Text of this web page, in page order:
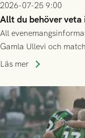
2026-07-25 9:00
Allt du behöver
All
Gamla Ullevi och
Allsvenskan! Avspark
Läs mer